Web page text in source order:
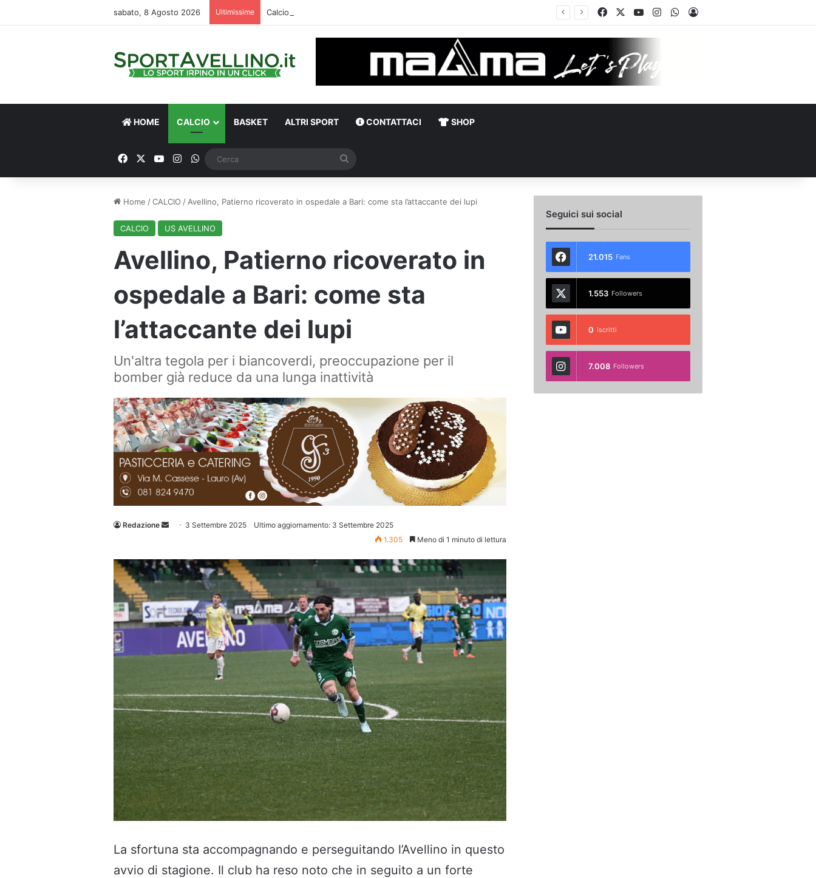
sabato, 8 Agosto 2026 Ultimissime Calciomercato, l’ex Avellino Sgarbi riparte dalla Serie C: i dettagli FacebookYou TubeInstagramWhatsApp
Accedi
HOME CALCIO BASKET ALTRI SPORT CONTATTACI SHOP
FacebookYou TubeInstagram
WhatsApp
Home /CALCIO / Avellino, Patierno ricoverato in ospedale a Bari: come sta l’attaccante dei lupi
CALCIO US AVELLINO
Avellino, Patierno ricoverato in
ospedale a Bari: come sta
l’attaccante dei lupi
Un'altra tegola per i biancoverdi, preoccupazione per il
bomber già reduce da una lunga inattività
Redazione
Invia 3 Settembre 2025
Ultimo aggiornamento: 3 Settembre 2025
1.305
Meno di 1 minuto di lettura
La sfortuna sta accompagnando e perseguitando l’Avellino in questo
avvio di stagione. Il club ha reso noto che in seguito a un forte
Seguici sui social
21.015 Fans
1.553 Followers
0 Iscritti
7.008 Followers